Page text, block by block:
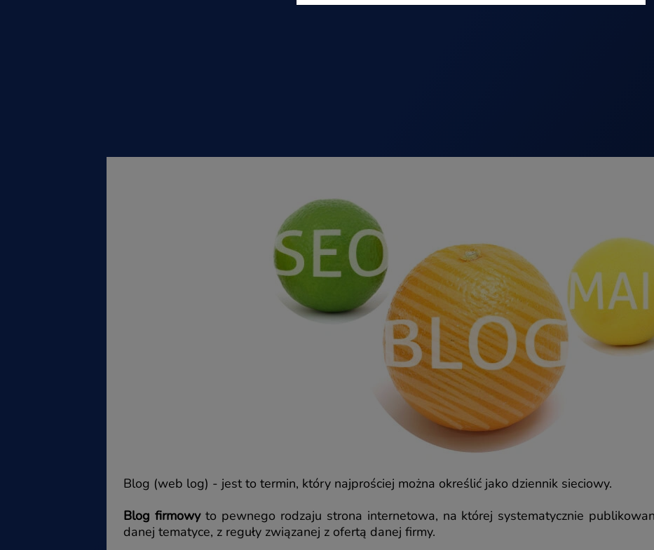
Blog (web log) - jest to termin, który najprościej można określić jako dziennik sieciowy.
Blog firmowyto pewnego rodzaju strona internetowa, na której systematycznie
danej tematyce, z reguły związanej z ofertą danej firmy.